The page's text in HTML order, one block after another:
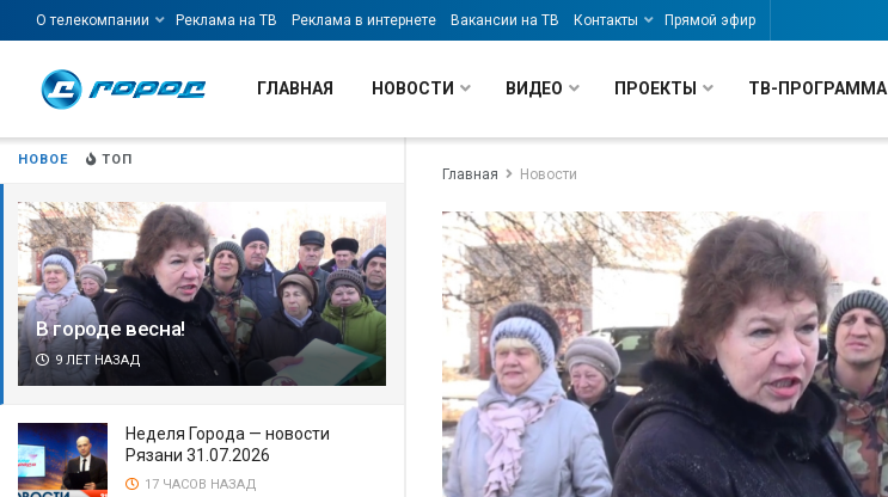
НОВОЕ ТОП
В городе весна!
9 ЛЕТ НАЗАД
Неделя Города — новости
Рязани 31.07.2026
17 ЧАСОВ НАЗАД
О телекомпании Реклама на ТВ Реклама в интернете Вакансии на ТВ Контакты Прямой эфир
ГЛАВНАЯ НОВОСТИ ВИДЕО ПРОЕКТЫ ТВ-ПРОГРАММА
Главная Новости